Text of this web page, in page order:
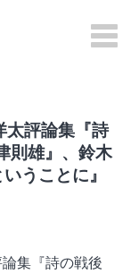
太評論集『詩
則雄』、鈴木
うことに』
集『詩の戦後